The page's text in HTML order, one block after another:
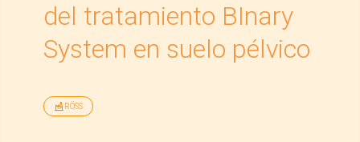
del tratamiento BInary
System en suelo pélvico
RÖSS